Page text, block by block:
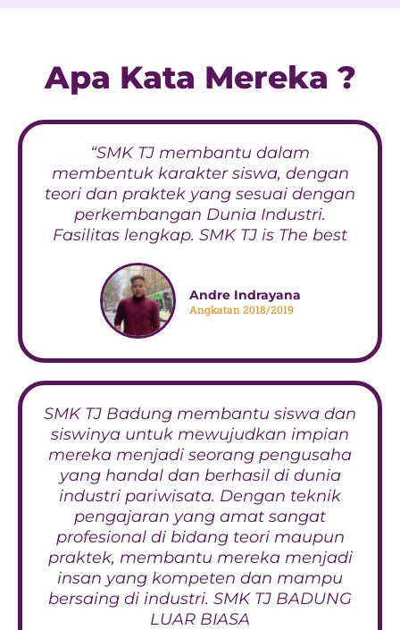
Apa Kata Mereka ?
“SMK TJ membantu dalam
membentuk karakter siswa, dengan
teori dan praktek yang sesuai dengan
perkembangan Dunia Industri.
Fasilitas lengkap. SMK TJ is The best
Andre Indrayana
Angkatan 2018/2019
SMK TJ Badung membantu siswa dan
siswinya untuk mewujudkan impian
mereka menjadi seorang pengusaha
yang handal dan berhasil di dunia
industri pariwisata. Dengan teknik
pengajaran yang amat sangat
profesional di bidang teori maupun
praktek, membantu mereka menjadi
insan yang kompeten dan mampu
bersaing di industri. SMK TJ BADUNG
LUAR BIASA